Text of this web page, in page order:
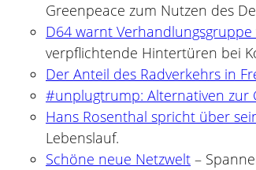
Greenpeace zum Nutzen des
D64 warnt
verpflichtende Hintertüren bei
Der Anteil des Radverkehrs in
#unplugtrump: Alternativen zur
Hans Rosenthal spricht über
Lebenslauf.
Schöne neue Netzwelt –